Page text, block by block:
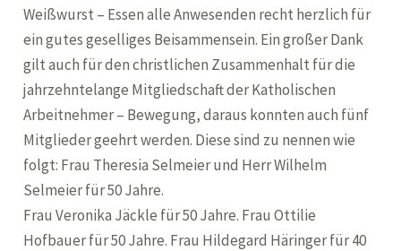
Weißwurst – Essen alle Anwesenden recht herzlich für
ein gutes geselliges Beisammensein. Ein großer Dank
gilt auch für den christlichen Zusammenhalt für die
jahrzehntelange Mitgliedschaft der Katholischen
Arbeitnehmer – Bewegung, daraus konnten auch fünf
Mitglieder geehrt werden. Diese sind zu nennen wie
folgt: Frau Theresia Selmeier und Herr Wilhelm
Selmeier für 50 Jahre.
Frau Veronika Jäckle für 50 Jahre. Frau Ottilie
Hofbauer für 50 Jahre. Frau Hildegard Häringer für 40